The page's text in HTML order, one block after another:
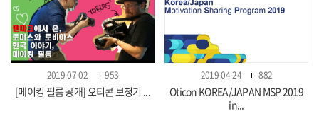
2019-07-02 953
[메이킹 필름 공개] 오티콘 보청기 ...
2019-04-24 882
Oticon KOREA/JAPAN MSP 2019
in...